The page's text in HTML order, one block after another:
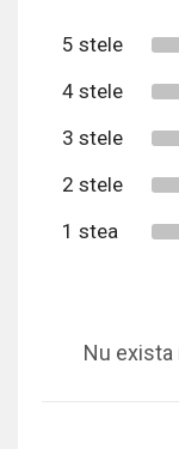
5 stele
4 stele
3 stele
2 stele
1 stea
Nu